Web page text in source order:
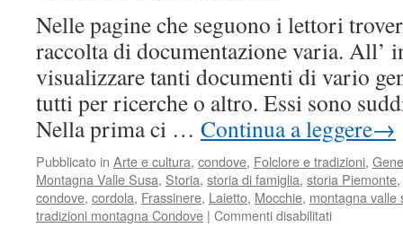
Nelle pagine che seguono i lettori
raccolta di documentazione varia. All’
visualizzare tanti documenti di vario
tutti per ricerche o altro. Essi sono
Nella prima ci … Continua a leggere→
Pubblicato in Arte e cultura, condove, Folclore e tradizioni,
Montagna Valle Susa, Storia, storia di famiglia, storia Piemonte,
condove, cordola, Frassinere, Laietto, Mocchie, montagna valle
tradizioni montagna Condove | Commenti disabilitatisu